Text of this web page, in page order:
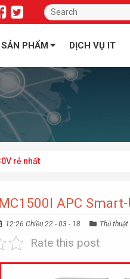
SẢN PHẨM DỊCH VỤ IT
rẻ nhất
APC
12:26 Chiều 22 - 03 - 18 Thủ thuật
Rate this post